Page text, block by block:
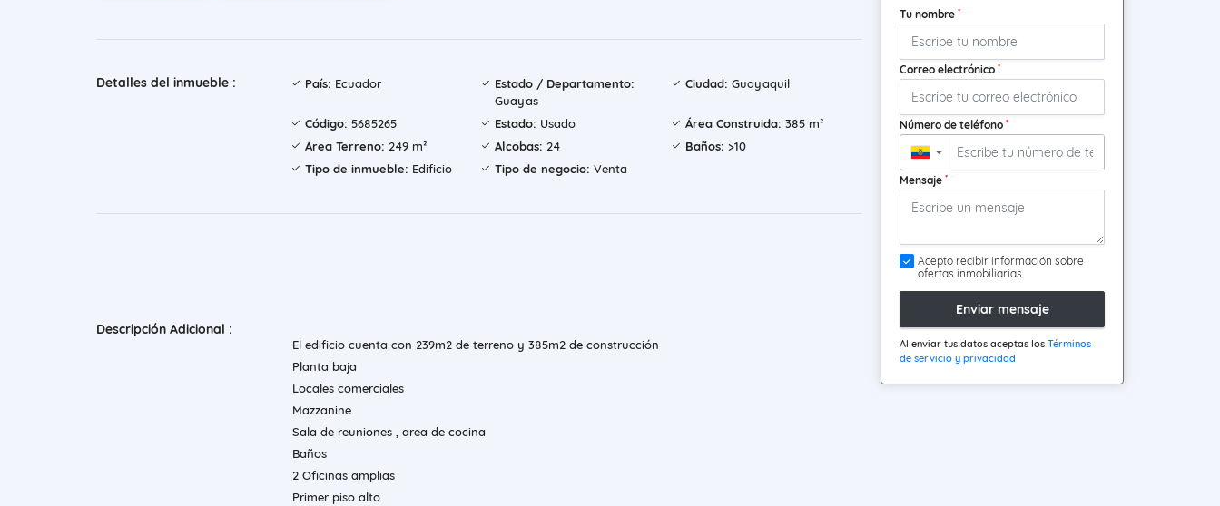
Detalles del inmueble : País: Ecuador
Estado / Departamento:
Guayas
Ciudad: Guayaquil
Código: 5685265 Estado: Usado Área Construida: 385 m²
Área Terreno: 249 m² Alcobas: 24 Baños: >10
Tipo de inmueble: Edificio Tipo de negocio: Venta
Descripción Adicional :
El edificio cuenta con 239m2 de terreno y 385m2 de construcción
Planta baja
Locales comerciales
Mazzanine
Sala de reuniones , area de cocina
Baños
2 Oficinas amplias
Primer piso alto
Tu nombre *
Correo electrónico *
Número de teléfono *
▼
Mensaje *
Acepto recibir información sobre
ofertas inmobiliarias
Enviar mensaje
Al enviar tus datos aceptas los Términos
de servicio y privacidad